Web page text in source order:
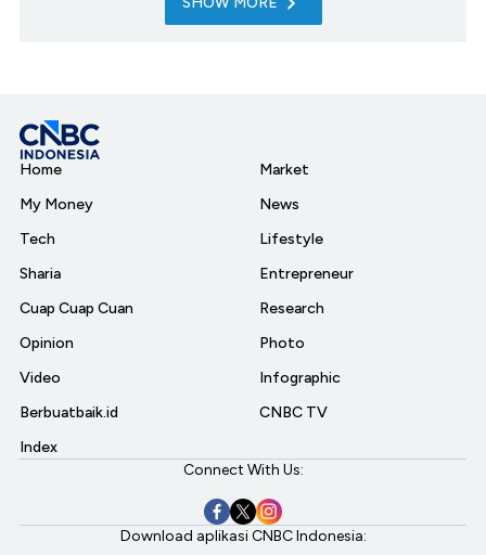
Home
My Money
Tech
Sharia
Cuap Cuap Cuan
Opinion
Video
Berbuatbaik.id
Index
Market
News
Lifestyle
Entrepreneur
Research
Photo
Infographic
CNBC TV
Connect With Us:
Download aplikasi CNBC Indonesia: